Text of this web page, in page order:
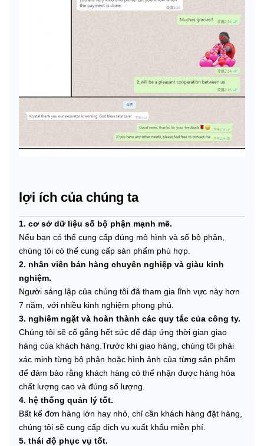
lợi ích của chúng ta
1. cơ sở dữ liệu số bộ phận mạnh mẽ.
Nếu bạn có thể cung cấp đúng mô hình và số bộ phận,
chúng tôi có thể cung cấp sản phẩm phù hợp.
2. nhân viên bán hàng chuyên nghiệp và giàu kinh
nghiệm.
Người sáng lập của chúng tôi đã tham gia lĩnh vực này hơn
7 năm, với nhiều kinh nghiệm phong phú.
3. nghiêm ngặt và hoàn thành các quy tắc của công ty.
Chúng tôi sẽ cố gắng hết sức để đáp ứng thời gian giao
hàng của khách hàng.Trước khi giao hàng, chúng tôi phải
xác minh từng bộ phận hoặc hình ảnh của từng sản phẩm
để đảm bảo rằng khách hàng có thể nhận được hàng hóa
chất lượng cao và đúng số lượng.
4. hệ thống quản lý tốt.
Bất kể đơn hàng lớn hay nhỏ, chỉ cần khách hàng đặt hàng,
chúng tôi sẽ cung cấp dịch vụ xuất khẩu miễn phí.
5. thái độ phục vụ tốt.